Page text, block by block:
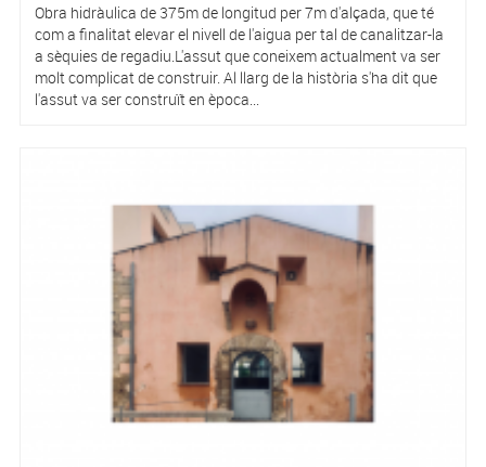
Obra hidràulica de 375m de longitud per 7m d'alçada, que té
com a finalitat elevar el nivell de l'aigua per tal de canalitzar-la
a sèquies de regadiu.L'assut que coneixem actualment va ser
molt complicat de construir. Al llarg de la història s'ha dit que
l'assut va ser construït en època...